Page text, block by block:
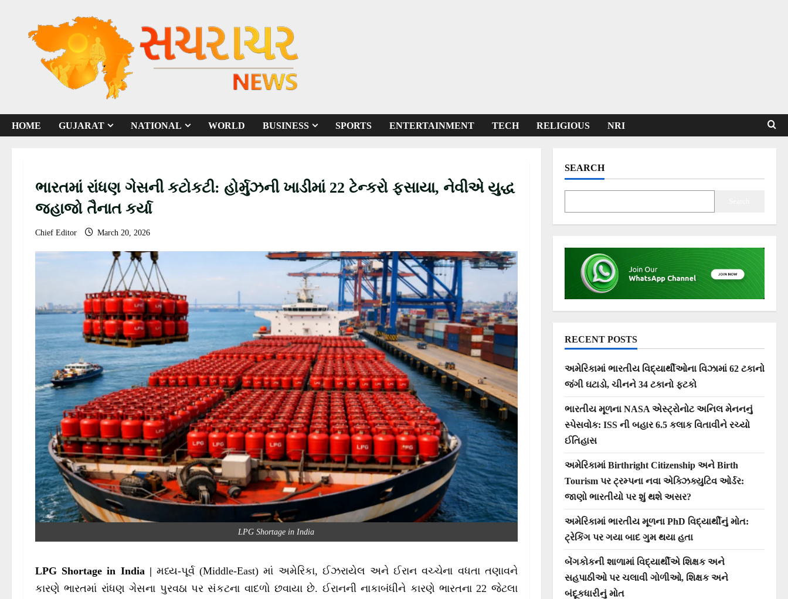
HOME GUJARAT NATIONAL WORLD BUSINESS SPORTS ENTERTAINMENT TECH RELIGIOUS NRI
ભારતમાં રાંધણ ગેસની કટોકટી: હોર્મુઝની ખાડીમાં 22 ટેન્કરો ફસાયા, નેવીએ યુદ્ધ
જહાજો તૈનાત કર્યા
Chief Editor March 20, 2026
LPG Shortage in India
LPG Shortage in India | મધ્ય-પૂર્વ (Middle-East) માં અમેરિકા, ઈઝરાયેલ અને ઈરાન વચ્ચેના વધતા તણાવને
કારણે ભારતમાં રાંધણ ગેસના પુરવઠા પર સંકટના વાદળો છવાયા છે. ઈરાનની નાકાબંધીને કારણે ભારતના 22 જેટલા
SEARCH
RECENT POSTS
અમેરિકામાં ભારતીય વિદ્યાર્થીઓના વિઝામાં 62 ટકાનો
જંગી ઘટાડો, ચીનને 34 ટકાનો ફટકો
ભારતીય મૂળના NASA એસ્ટ્રોનોટ અનિલ મેનનનું
સ્પેસવોક: ISS ની બહાર 6.5 કલાક વિતાવીને રચ્યો
ઈતિહાસ
અમેરિકામાં Birthright Citizenship અને Birth
Tourism પર ટ્રમ્પના નવા એક્ઝિક્યુટિવ ઓર્ડર:
જાણો ભારતીયો પર શું થશે અસર?
અમેરિકામાં ભારતીય મૂળના PhD વિદ્યાર્થીનું મોત:
ટ્રેકિંગ પર ગયા બાદ ગુમ થયા હતા
બેંગકોકની શાળામાં વિદ્યાર્થીએ શિક્ષક અને
સહપાઠીઓ પર ચલાવી ગોળીઓ, શિક્ષક અને
બંદૂકધારીનું મોત